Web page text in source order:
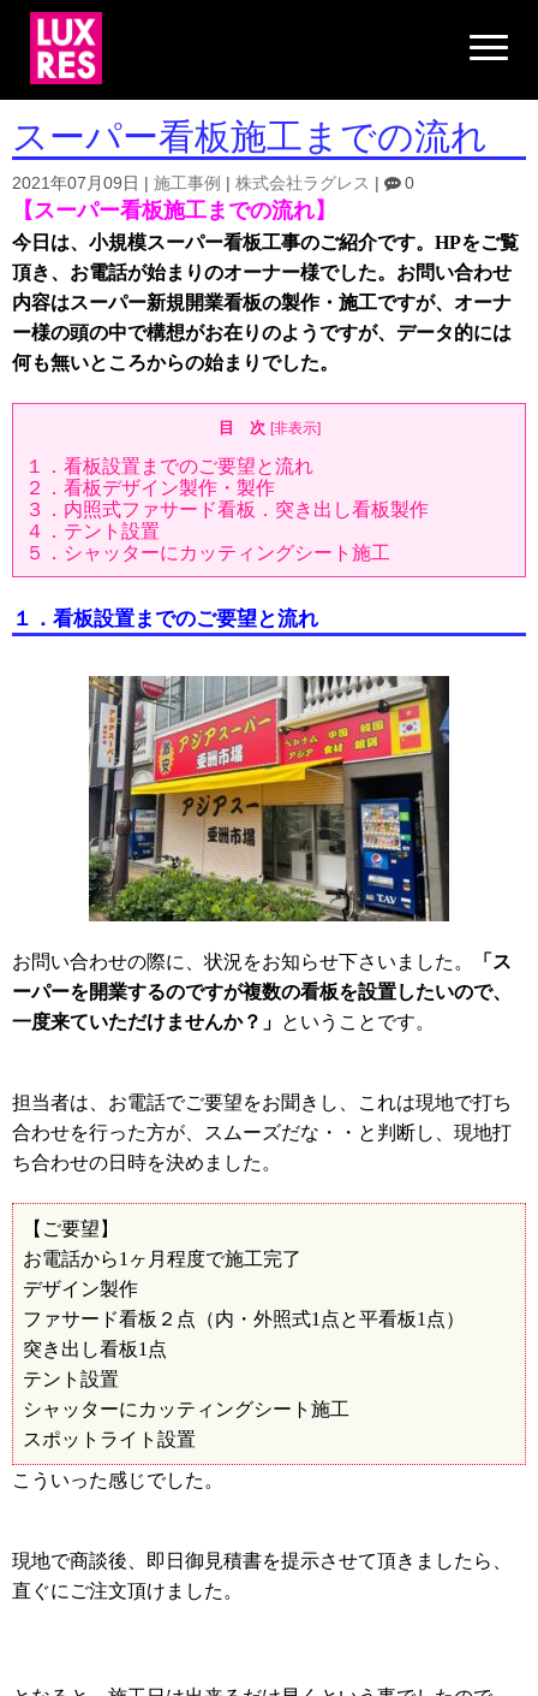
N
a
i
t
スーパー看板施工までの流れ
2021年07月09日 施工事例 株式会社ラグレス 0
【スーパー看板施工までの流れ】
今日は、小規模スーパー看板工事のご紹介です。 HPをご覧
頂き、お電話が始まりのオーナー様でした。お問い合わせ
内容はスーパー新規開業看板の製作・施工ですが、オーナ
ー様の頭の中で構想がお在りのようですが、データ的には
何も無いところからの始まりでした。
目 次 [非表示]
１．看板設置までのご要望と流れ
２．看板デザイン製作・製作
３．内照式ファサード看板．突き出し看板製作
４．テント設置
５．シャッターにカッティングシート施工
１．看板設置までのご要望と流れ
お問い合わせの際に、状況をお知らせ下さいました。
「ス
ーパーを開業するのですが複数の看板を設置したいので、
一度来ていただけませんか？」 ということです。
担当者は、お電話でご要望をお聞きし、これは現地で打ち
合わせを行った方が、スムーズだな・・と判断し、現地打
ち合わせの日時を決めました。
【ご要望】
お電話から1 ヶ月程度で施工完了
デザイン製作
ファサード看板２点（内・外照式1 点と平看板1 点）
突き出し看板1 点
テント設置
シャッターにカッティングシート施工
スポットライト設置
こういった感じでした。
現地で商談後、即日御見積書を提示させて頂きましたら、
直ぐにご注文頂けました。